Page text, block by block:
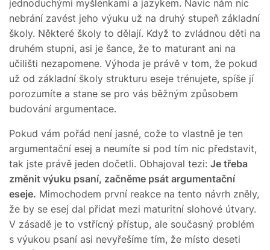
jednoduchými myšlenkami a jazykem. Navíc nám nic
nebrání zavést jeho výuku už na druhý stupeň základní
školy. Některé školy to dělají. Když to zvládnou děti na
druhém stupni, asi je šance, že to maturant ani na
učilišti nezapomene. Výhoda je právě v tom, že pokud
už od základní školy strukturu eseje trénujete, spíše jí
porozumíte a stane se pro vás běžným způsobem
budování argumentace.
Pokud vám pořád není jasné, cože to vlastně je ten
argumentační esej a neumíte si pod tím nic představit,
tak jste právě jeden dočetli. Obhajoval tezi: Je třeba
změnit výuku psaní, začněme psát argumentační
eseje. Mimochodem první reakce na tento návrh zněly,
že by se esej dal přidat mezi maturitní slohové útvary.
V zásadě je to vstřícný přístup, ale současný problém
s výukou psaní asi nevyřešíme tím, že místo deseti